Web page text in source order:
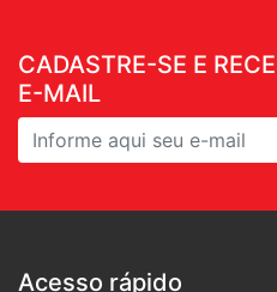
CADASTRE-SE E
E-MAIL
Acesso rápido